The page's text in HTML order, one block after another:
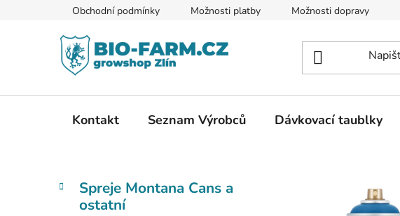
Obchodní podmínky Možnosti platby Možnosti dopravy
Kontakt Seznam Výrobců Dávkovací taublky
PPřeskočit
kategorie
K
a
Spreje Montana Cans a
ostatní